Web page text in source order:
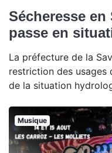
Sécheresse
passe en
La préfecture de la
restriction des usages
de la situation
Musique